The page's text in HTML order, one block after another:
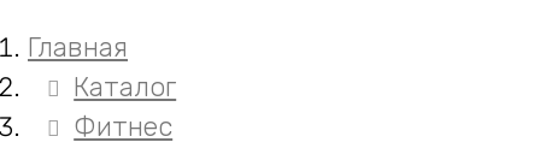
Главная
Каталог
Фитнес